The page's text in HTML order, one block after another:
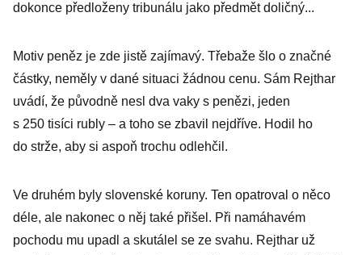
dokonce předloženy tribunálu jako předmět doličný...
Motiv peněz je zde jistě zajímavý. Třebaže šlo o značné
částky, neměly v dané situaci žádnou cenu. Sám Rejthar
uvádí, že původně nesl dva vaky s penězi, jeden
s 250 tisíci rubly – a toho se zbavil nejdříve. Hodil ho
do strže, aby si aspoň trochu odlehčil.
Ve druhém byly slovenské koruny. Ten opatroval o něco
déle, ale nakonec o něj také přišel. Při namáhavém
pochodu mu upadl a skutálel se ze svahu. Rejthar už